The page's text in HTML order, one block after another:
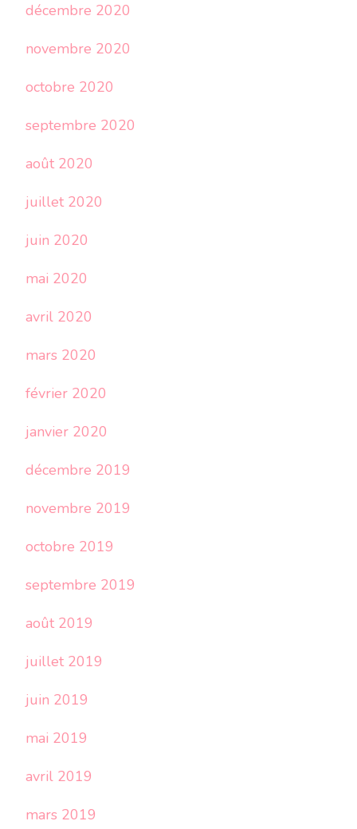
décembre 2020
novembre 2020
octobre 2020
septembre 2020
août 2020
juillet 2020
juin 2020
mai 2020
avril 2020
mars 2020
février 2020
janvier 2020
décembre 2019
novembre 2019
octobre 2019
septembre 2019
août 2019
juillet 2019
juin 2019
mai 2019
avril 2019
mars 2019